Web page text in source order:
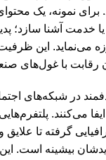
نمونه، یک
خدمت آشنا سازد؛
می‌نماید. این
رقابت با غول‌های
در شبکه‌های
ایفا می‌کنند.
گرفته تا علایق و
بیشینه است.